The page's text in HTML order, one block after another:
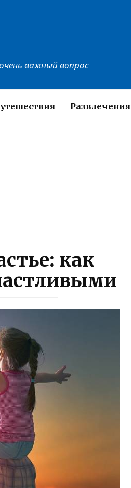
важный вопрос
Развлечения
как